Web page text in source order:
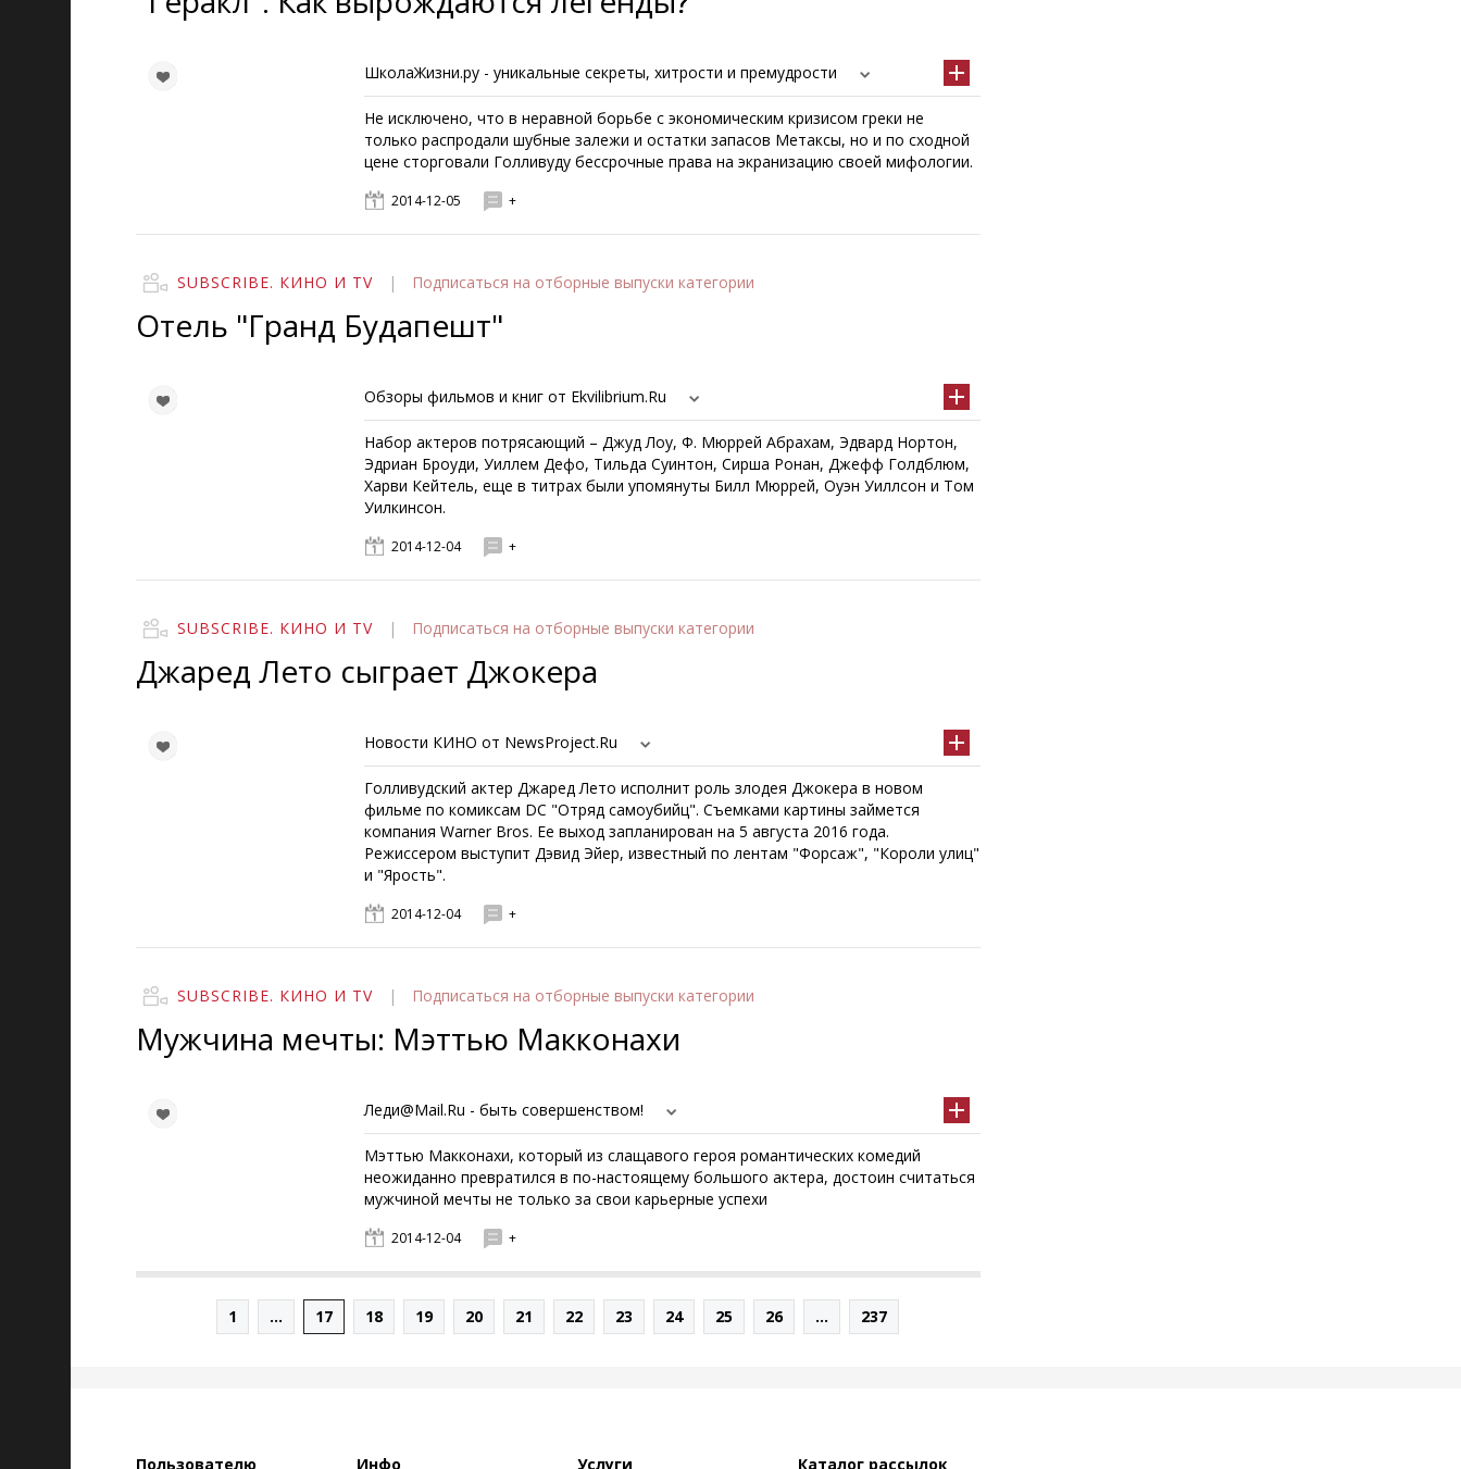
ШколаЖизни.ру - уникальные секреты, хитрости и премудрости
Не исключено, что в неравной борьбе с экономическим кризисом греки не
только распродали шубные залежи и остатки запасов Метаксы, но и по сходной
цене сторговали Голливуду бессрочные права на экранизацию своей мифологии.
2014-12-05 +
SUBSCRIBE. КИНО И TV | Подписаться на отборные выпуски категории
Отель "Гранд Будапешт"
Обзоры фильмов и книг от Ekvilibrium.Ru
Набор актеров потрясающий – Джуд Лоу, Ф. Мюррей Абрахам, Эдвард Нортон,
Эдриан Броуди, Уиллем Дефо, Тильда Суинтон, Сирша Ронан, Джефф Голдблюм,
Харви Кейтель, еще в титрах были упомянуты Билл Мюррей, Оуэн Уиллсон и Том
Уилкинсон.
2014-12-04 +
SUBSCRIBE. КИНО И TV | Подписаться на отборные выпуски категории
Джаред Лето сыграет Джокера
Новости КИНО от NewsProject.Ru
Голливудский актер Джаред Лето исполнит роль злодея Джокера в новом
фильме по комиксам DC "Отряд самоубийц". Съемками картины займется
компания Warner Bros. Ее выход запланирован на 5 августа 2016 года.
Режиссером выступит Дэвид Эйер, известный по лентам "Форсаж", "Короли улиц"
и "Ярость".
2014-12-04 +
SUBSCRIBE. КИНО И TV | Подписаться на отборные выпуски категории
Мужчина мечты: Мэттью Макконахи
Леди@Mail.Ru - быть совершенством!
Мэттью Макконахи, который из слащавого героя романтических комедий
неожиданно превратился в по-настоящему большого актера, достоин считаться
мужчиной мечты не только за свои карьерные успехи
2014-12-04 +
1 ... 17 18 19 20 21 22 23 24 25 26 ... 237
Пользователю Инфо Услуги Каталог рассылок